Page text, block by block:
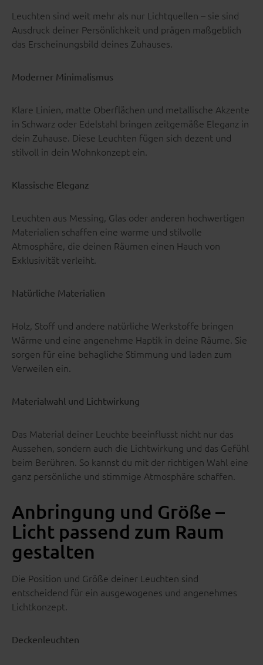
Leuchten sind weit mehr als nur Lichtquellen – sie sind
Ausdruck deiner Persönlichkeit und prägen maßgeblich
das Erscheinungsbild deines Zuhauses.
Moderner Minimalismus
Klare Linien, matte Oberflächen und metallische Akzente
in Schwarz oder Edelstahl bringen zeitgemäße Eleganz in
dein Zuhause. Diese Leuchten fügen sich dezent und
stilvoll in dein Wohnkonzept ein.
Klassische Eleganz
Leuchten aus Messing, Glas oder anderen hochwertigen
Materialien schaffen eine warme und stilvolle
Atmosphäre, die deinen Räumen einen Hauch von
Exklusivität verleiht.
Natürliche Materialien
Holz, Stoff und andere natürliche Werkstoffe bringen
Wärme und eine angenehme Haptik in deine Räume. Sie
sorgen für eine behagliche Stimmung und laden zum
Verweilen ein.
Materialwahl und Lichtwirkung
Das Material deiner Leuchte beeinflusst nicht nur das
Aussehen, sondern auch die Lichtwirkung und das Gefühl
beim Berühren. So kannst du mit der richtigen Wahl eine
ganz persönliche und stimmige Atmosphäre schaffen.
Anbringung und Größe –
Licht passend zum Raum
gestalten
Die Position und Größe deiner Leuchten sind
entscheidend für ein ausgewogenes und angenehmes
Lichtkonzept.
Deckenleuchten